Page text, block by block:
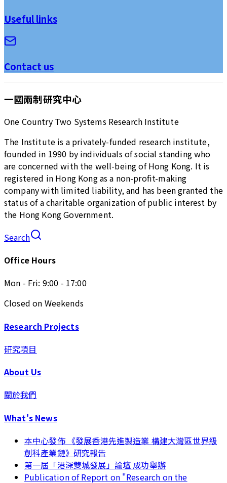
Useful links
Contact us
一國兩制研究中心
One Country Two Systems Research Institute
The Institute is a privately-funded research institute,
founded in 1990 by individuals of social standing who
are concerned with the well-being of Hong Kong. It is
registered in Hong Kong as a non-profit-making
company with limited liability, and has been granted the
status of a charitable organization of public interest by
the Hong Kong Government.
Search
Office Hours
Mon - Fri: 9:00 - 17:00
Closed on Weekends
Research Projects
研究項目
About Us
關於我們
What's News
本中心發佈 《發展香港先進製造業 構建大灣區世界級
創科產業鏈》研究報告
第一屆「港深雙城發展」論壇 成功舉辦
Publication of Report on "Research on the